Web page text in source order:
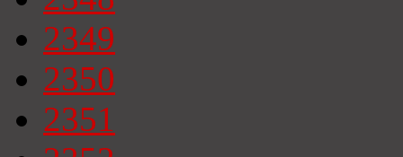
2349
2350
2351